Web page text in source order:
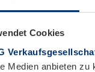
Cookies
Medien anbieten